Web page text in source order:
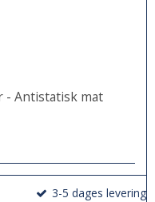
- Antistatisk mat
3-5 dages levering